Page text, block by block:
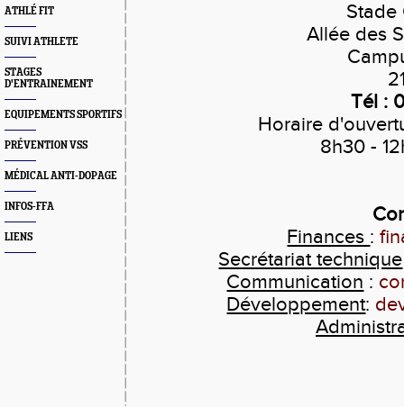
ATHLÉ FIT
SUIVI ATHLETE
STAGES
D'ENTRAINEMENT
EQUIPEMENTS SPORTIFS
PRÉVENTION VSS
MÉDICAL ANTI-DOPAGE
INFOS-FFA
LIENS
Stade
Allée des
Tél :
Horaire
8h30 -
Finances :
Secrétariat technique
Communication :
Développement: